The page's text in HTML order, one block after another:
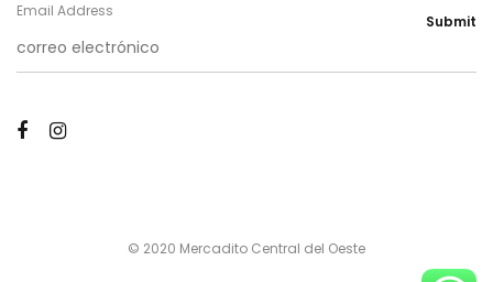
Email Address
Submit
© 2020 Mercadito Central del Oeste